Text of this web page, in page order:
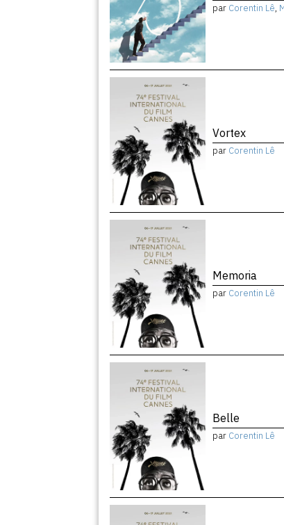
par Corentin Lê,
Vortex
par Corentin Lê
Memoria
par Corentin Lê
Belle
par Corentin Lê